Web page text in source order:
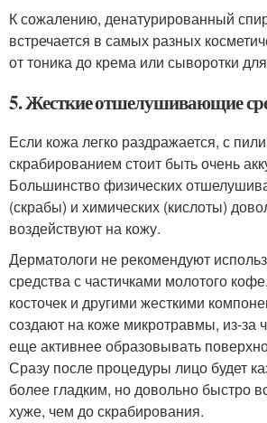
К сожалению, денатурированный
встречается в самых разных
от тоника до крема или сыворотки
5. Жесткие отшелушивающие
Если кожа легко раздражается, с
скрабированием стоит быть очень
Большинство физических
(скрабы) и химических (кислоты)
воздействуют на кожу.
Дерматологи не рекомендуют
средства с частичками молотого
косточек и другими жесткими
создают на коже микротравмы, из-за
еще активнее образовывать
Сразу после процедуры лицо будет
более гладким, но довольно быстро
хуже, чем до скрабирования.